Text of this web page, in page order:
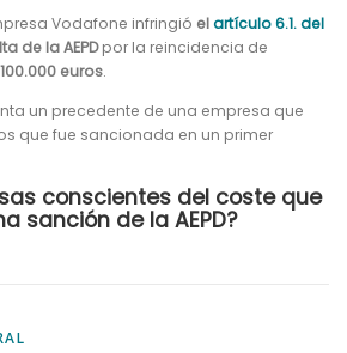
Vodafone infringió elartículo 6.1. del
de la AEPDpor la reincidencia de
100.000 euros.
un precedente de una empresa que
que fue sancionada en un primer
conscientes del coste que
sanción de la AEPD?